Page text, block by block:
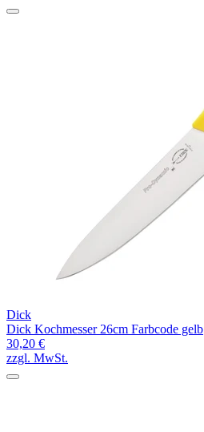
Dick
Dick Kochmesser 26cm Farbcode gelb
30,20 €
zzgl. MwSt.